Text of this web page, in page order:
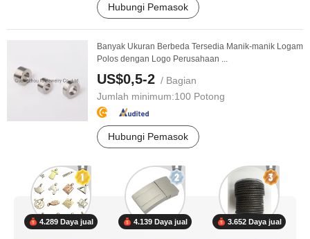
Hubungi Pemasok
Banyak Ukuran Berbeda Tersedia Manik-manik Logam
Polos dengan Logo Perusahaan ...
US$0,5-2 / Bagian
Jumlah minimum:100 Potong
Hubungi Pemasok
4.289 Daya jual 4.139 Daya jual 3.652 Daya jual